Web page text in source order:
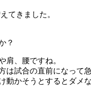
てきました。
？
肩、腰ですね。
は試合の直前になっ
かそうとするとダメな